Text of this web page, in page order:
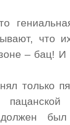
что
– бац! И
только
должен